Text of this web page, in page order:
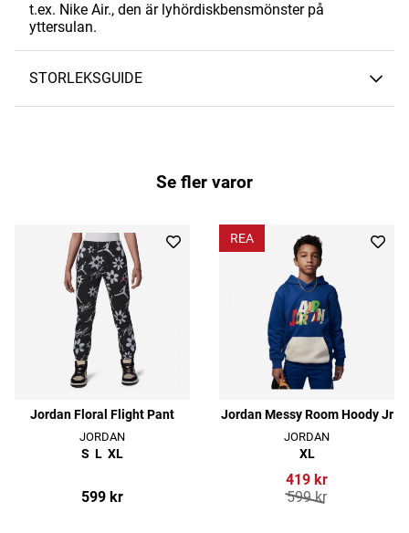
t.ex. Nike Air., den är lyhördiskbensmönster på
yttersulan.
STORLEKSGUIDE
Se fler varor
Jordan Floral Flight Pant
JORDAN
S L XL
599 kr
REA
Jordan Messy Room Hoody Jr
JORDAN
XL
419 kr
599 kr